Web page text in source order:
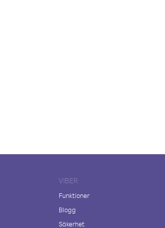
VIBER
Funktioner
Blogg
Säkerhet